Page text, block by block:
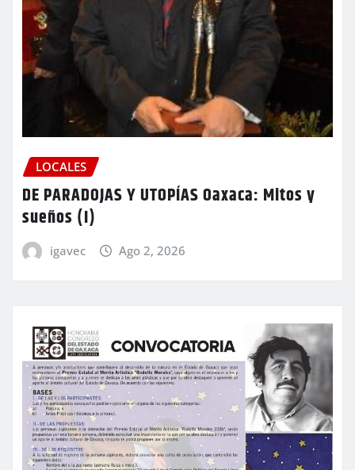
LOCALES
DE PARADOJAS Y UTOPÍAS Oaxaca: Mitos y
sueños (I)
igavec Ago 2, 2026